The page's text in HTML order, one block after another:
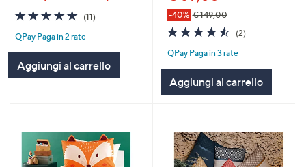
4.7
of
5
(11)
QPay Paga in 2 rate
Aggiungi al carrello
-40% € 149,00
4.5
of
5
(2)
QPay Paga in 3 rate
Aggiungi al carrello